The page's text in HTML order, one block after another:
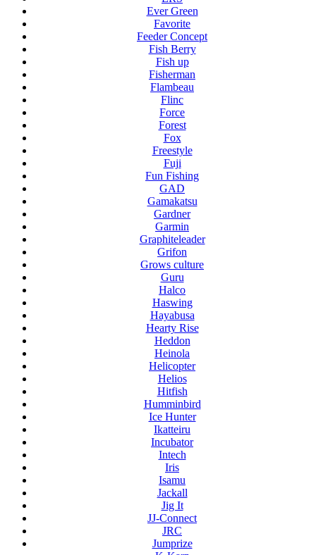
Ever Green
Favorite
Feeder Concept
Fish Berry
Fish up
Fisherman
Flambeau
Flinc
Force
Forest
Fox
Freestyle
Fuji
Fun Fishing
GAD
Gamakatsu
Gardner
Garmin
Graphiteleader
Grifon
Grows culture
Guru
Halco
Haswing
Hayabusa
Hearty Rise
Heddon
Heinola
Helicopter
Helios
Hitfish
Humminbird
Ice Hunter
Ikatteiru
Incubator
Intech
Iris
Isamu
Jackall
Jig It
JJ-Connect
JRC
Jumprize